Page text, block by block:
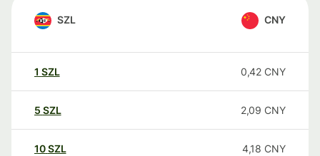
SZL CNY
1 SZL 0,42 CNY
5 SZL 2,09 CNY
10SZL 4,18 CNY